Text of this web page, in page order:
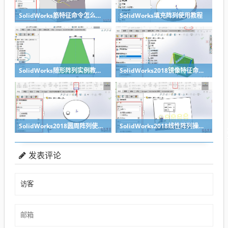
SolidWorks筋特征命令怎么使用？设计师新手需要了解的命令 SolidWorks填充阵列使用教程
SolidWorks随形阵列实例教程范例1 SolidWorks2018镜像特征命令教程
SolidWorks2018圆周阵列使用教程 SolidWorks2018线性阵列操作教程
发表评论